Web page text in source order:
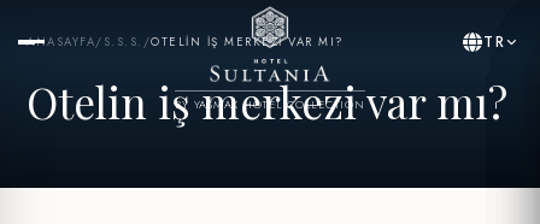
BY YASMAK HOTEL COLLECTION
TR
ANASAYFA/ S.S.S. /OTELIN IŞ MERKEZI VAR MI?
Otelin iş merkezi var mı?